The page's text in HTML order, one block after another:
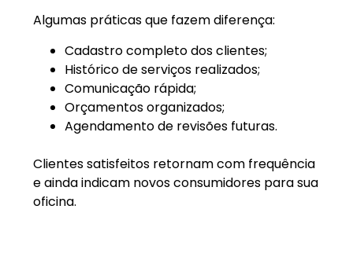
Algumas práticas que fazem diferença:
Cadastro completo dos clientes;
Histórico de serviços realizados;
Comunicação rápida;
Orçamentos organizados;
Agendamento de revisões futuras.
Clientes satisfeitos retornam com frequência
e ainda indicam novos consumidores para sua
oficina.